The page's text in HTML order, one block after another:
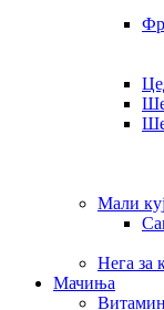
Мали
Нега за
Мачиња